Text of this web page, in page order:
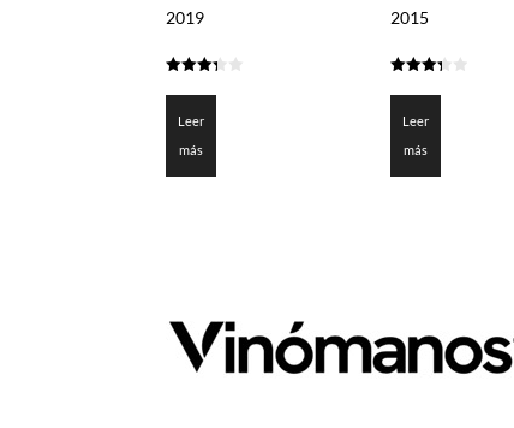
2019
de 5
Leer
más
2015
de 5
Leer
más